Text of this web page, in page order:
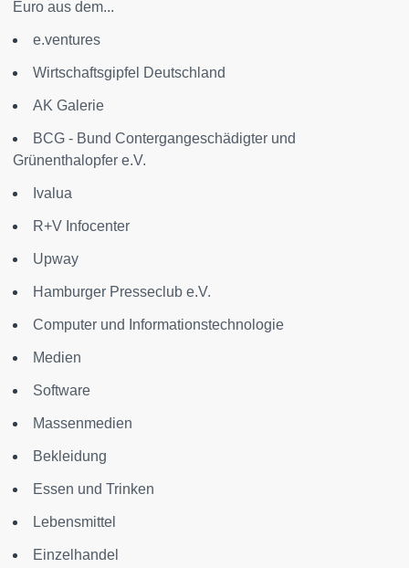
Euro aus dem...
e.ventures
Wirtschaftsgipfel Deutschland
AK Galerie
BCG - Bund Contergangeschädigter und
Grünenthalopfer e.V.
Ivalua
R+V Infocenter
Upway
Hamburger Presseclub e.V.
Computer und Informationstechnologie
Medien
Software
Massenmedien
Bekleidung
Essen und Trinken
Lebensmittel
Einzelhandel